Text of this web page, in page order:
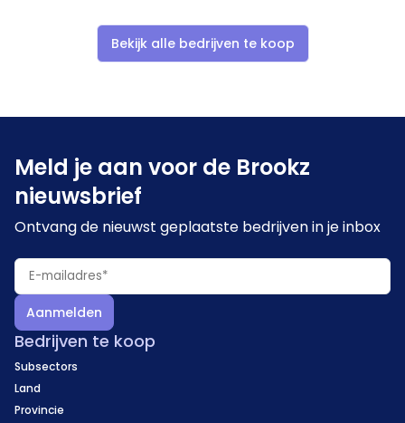
Bekijk alle bedrijven te koop
Meld je aan voor de Brookz
nieuwsbrief
Ontvang de nieuwst geplaatste bedrijven in je inbox
Aanmelden
Bedrijven te koop
Subsectors
Land
Provincie